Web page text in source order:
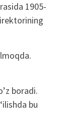
1905-
boradi.
bu